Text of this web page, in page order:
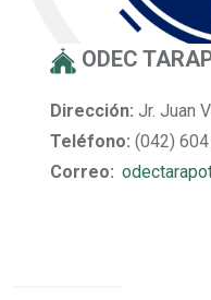
ODEC
Dirección: Jr. Juan
Teléfono: (042)
Correo: